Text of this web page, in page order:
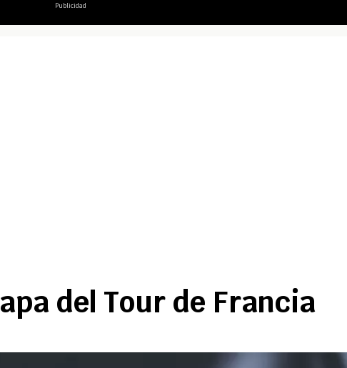
Publicidad
del Tour de Francia